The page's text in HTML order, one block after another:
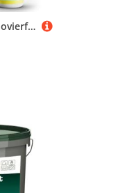
Plid® Anti Schimmel Renovierfarbe ASF 5l inkl. Anti-Schimmel Spray - Innen Weiß für alle Wände [DAUERHAFTER SCHIMMELSCHUTZ] - Farbe für feuchte Räume, Bad & Küche - Effektiver Schutz